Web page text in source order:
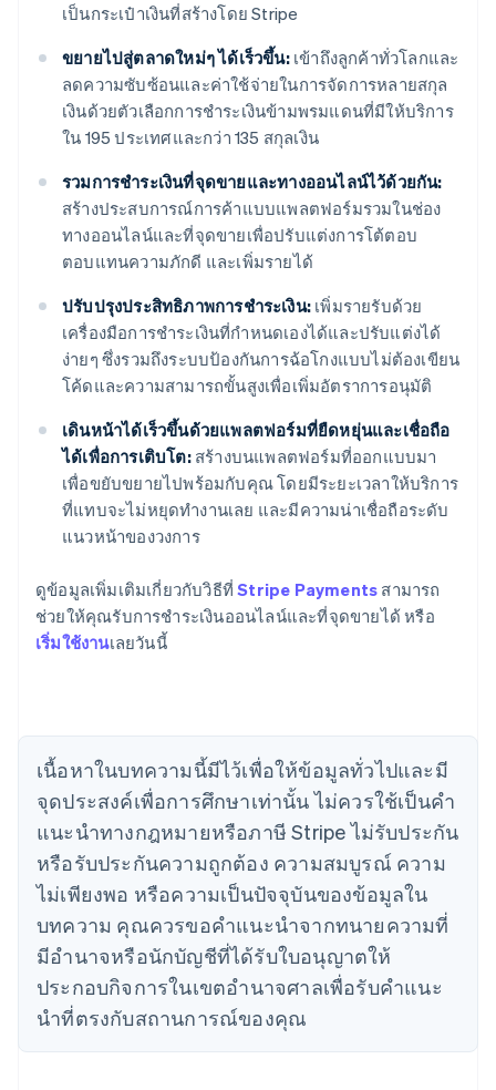
เป็นกระเป๋าเงินที่สร้างโดย Stripe
ขยายไปสู่ตลาดใหม่ๆ ได้เร็วขึ้น:เข้าถึงลูกค้าทั่วโลกและ
ลดความซับซ้อนและค่าใช้จ่ายในการจัดการหลายสกุล
เงินด้วยตัวเลือกการชำระเงินข้ามพรมแดนที่มีให้บริการ
ใน 195 ประเทศและกว่า 135 สกุลเงิน
รวมการชำระเงินที่จุดขายและทางออนไลน์ไว้ด้วยกัน:
สร้างประสบการณ์การค้าแบบแพลตฟอร์มรวมในช่อง
ทางออนไลน์และที่จุดขายเพื่อปรับแต่งการโต้ตอบ
ตอบแทนความภักดี และเพิ่มรายได้
ปรับปรุงประสิทธิภาพการชำระเงิน: เพิ่มรายรับด้วย
เครื่องมือการชำระเงินที่กำหนดเองได้และปรับแต่งได้
ง่ายๆ ซึ่งรวมถึงระบบป้องกันการฉ้อโกงแบบไม่ต้องเขียน
โค้ดและความสามารถขั้นสูงเพื่อเพิ่มอัตราการอนุมัติ
เดินหน้าได้เร็วขึ้นด้วยแพลตฟอร์มที่ยืดหยุ่นและเชื่อถือ
ได้เพื่อการเติบโต:สร้างบนแพลตฟอร์มที่ออกแบบมา
เพื่อขยับขยายไปพร้อมกับคุณ โดยมีระยะเวลาให้บริการ
ที่แทบจะไม่หยุดทำงานเลย และมีความน่าเชื่อถือระดับ
แนวหน้าของวงการ
ดูข้อมูลเพิ่มเติมเกี่ยวกับวิธีที่Stripe Payments สามารถ
ช่วยให้คุณรับการชำระเงินออนไลน์และที่จุดขายได้ หรือ
เริ่มใช้งานเลยวันนี้
เนื้อหาในบทความนี้มีไว้เพื่อให้ข้อมูลทั่วไปและมี
จุดประสงค์เพื่อการศึกษาเท่านั้น ไม่ควรใช้เป็นคํา
แนะนําทางกฎหมายหรือภาษี Stripe ไม่รับประกัน
หรือรับประกันความถูกต้อง ความสมบูรณ์ ความ
ไม่เพียงพอ หรือความเป็นปัจจุบันของข้อมูลใน
บทความ คุณควรขอคําแนะนําจากทนายความที่
มีอํานาจหรือนักบัญชีที่ได้รับใบอนุญาตให้
ประกอบกิจการในเขตอํานาจศาลเพื่อรับคําแนะ
นําที่ตรงกับสถานการณ์ของคุณ
English
เขตบริหารพิเศษฮ่องกง ประเทศจีน
English 简体中文
简体中文English
ไซปรัส
English
ญี่ปุ่น
日本語 English
เดนมาร์ก
English
ไทย
English
นอร์เวย์
English
นิวซีแลนด์
เนเธอร์แลนด์